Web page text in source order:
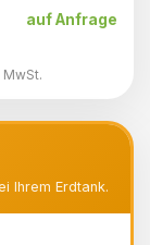
auf Anfrage
Ihrem Erdtank.